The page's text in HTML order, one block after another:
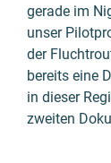
gerade im
unser
der
bereits eine
in dieser
zweiten